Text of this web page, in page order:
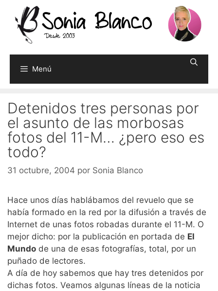
contenido
Menú
Detenidos tres personas por
el asunto de las morbosas
fotos del 11-M… ¿pero eso es
todo?
31 octubre, 2004 por Sonia Blanco
Hace unos días hablábamos del revuelo que se
había formado en la red por la difusión a través de
Internet de unas fotos robadas durante el 11-M. O
mejor dicho: por la publicación en portada de El
Mundo de una de esas fotografías, total, por un
puñado de lectores.
A día de hoy sabemos que hay tres detenidos por
dichas fotos. Veamos algunas líneas de la noticia